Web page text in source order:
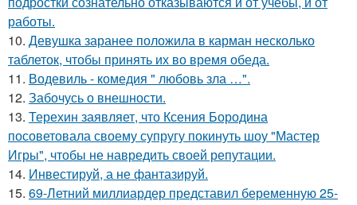
работы.
10. Девушка заранее положила в карман несколько
таблеток, чтобы принять их во время обеда.
11. Водевиль - комедия " любовь зла …".
12. Забочусь о внешности.
13. Терехин заявляет, что Ксения Бородина
посоветовала своему супругу покинуть шоу "Мастер
Игры", чтобы не навредить своей репутации.
14. Инвестируй, а не фантазируй.
15. 69-Летний миллиардер представил беременную 25-